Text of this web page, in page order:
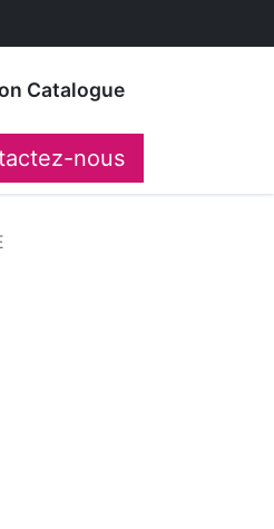
Catalogue
nous